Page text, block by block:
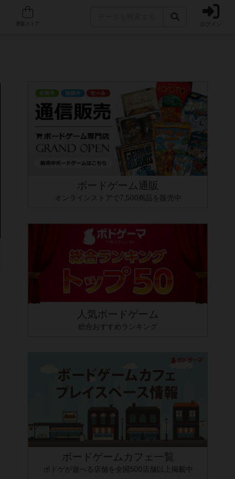
人気ボードゲーム ログイン
ボードゲーム通販
オンラインストアで7,500商品を販売中
人気ボードゲーム
総合おすすめランキング
ボードゲームカフェ一覧
ボドゲが遊べる店舗を全国500店舗以上掲載中